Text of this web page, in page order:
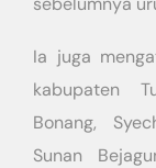
Ia juga
kabupaten
Bonang,
Sunan